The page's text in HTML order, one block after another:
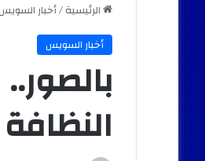
الرئيسية/أخبار السويس
أخبار السويس